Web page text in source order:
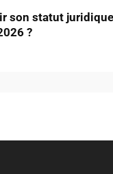
son statut
?